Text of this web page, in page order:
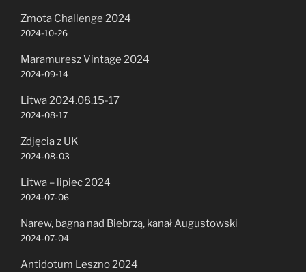
Zmota Challenge 2024
2024-10-26
Maramuresz Vintage 2024
2024-09-14
Litwa 2024.08.15-17
2024-08-17
Zdjęcia z UK
2024-08-03
Litwa – lipiec 2024
2024-07-06
Narew, bagna nad Biebrzą, kanał Augustowski
2024-07-04
Antidotum Leszno 2024